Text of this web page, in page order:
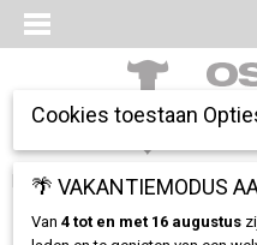
Inloggen Registreren
Cookies toestaan
🌴 VAKANTIEMODUS
Van 4 tot en met 16 augustus